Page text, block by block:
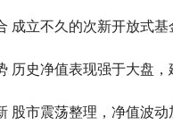
成立不久的次新开放式基
历史净值表现强于大盘，
股市震荡整理，净值波动